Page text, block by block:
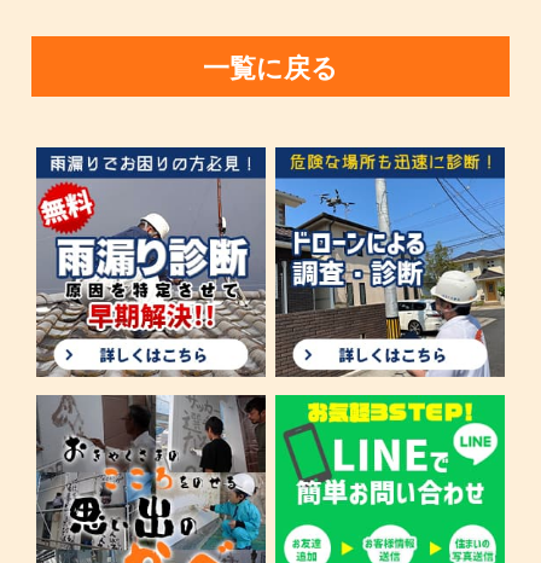
一覧に戻る